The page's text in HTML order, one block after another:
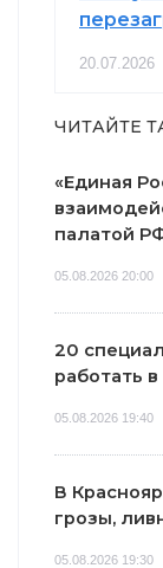
20.07.2026
ЧИТАЙТЕ
«Единая
палатой
05.08.2026 20:00
20
работать
05.08.2026 19:40
В
грозы,
05.08.2026 19:30